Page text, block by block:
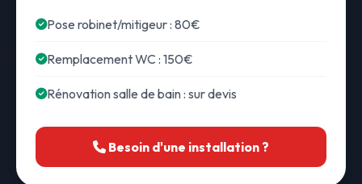
Pose robinet/mitigeur : 80€
Remplacement WC : 150€
Rénovation salle de bain : sur devis
Besoin d'une installation ?